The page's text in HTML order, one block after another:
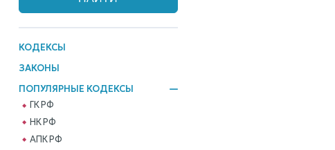
КОДЕКСЫ
ЗАКОНЫ
ПОПУЛЯРНЫЕ КОДЕКСЫ
ГК РФ
НК РФ
АПК РФ